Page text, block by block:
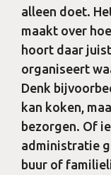
alleen doet.
maakt over
hoort daar
organiseert
Denk
kan koken,
bezorgen. Of
administratie
buur of